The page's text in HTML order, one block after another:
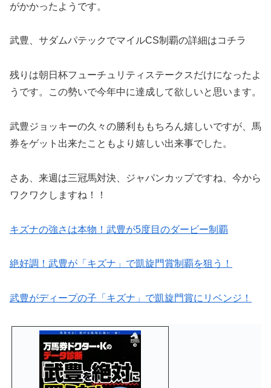
がかかったようです。
武豊、サダムパテックでマイルCS制覇の詳細はコチラ
残りは朝日杯フューチュリティステークスだけになったよ
うです。この勢いで今年中に達成して欲しいと思います。
武豊ジョッキーの久々の勝利ももちろん嬉しいですが、馬
券をゲット出来たこともより嬉しい出来事でした。
さあ、来週は三冠馬対決、ジャパンカップですね、今から
ワクワクしますね！！
キズナの強さは本物！武豊が5度目のダービー制覇
絶好調！武豊が「キズナ」で凱旋門賞制覇を狙う！
武豊がディープの子「キズナ」で凱旋門賞にリベンジ！